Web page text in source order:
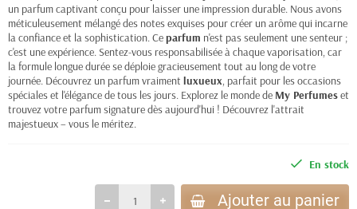
un parfum captivant conçu pour laisser une impression durable. Nous avons
méticuleusement mélangé des notes exquises pour créer un arôme qui incarne
la confiance et la sophistication. Ceparfum n'est pas seulement une senteur ;
c'est une expérience. Sentez-vous responsabilisée à chaque vaporisation, car
la formule longue durée se déploie gracieusement tout au long de votre
journée. Découvrez un parfum vraiment luxueux, parfait pour les occasions
spéciales et l'élégance de tous les jours. Explorez le monde de My Perfumeset
trouvez votre parfum signature dès aujourd'hui ! Découvrez l'attrait
majestueux – vous le méritez.
En stock
Ajouter au panier